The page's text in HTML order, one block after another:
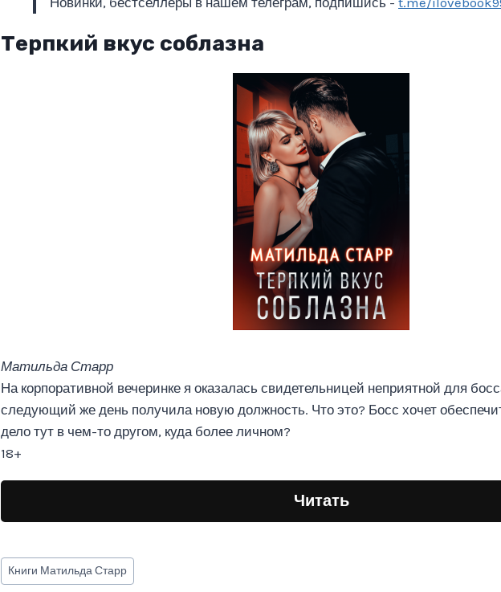
Терпкий вкус соблазна
Матильда Старр
На корпоративной вечеринке я оказалась свидетельницей неприятной для
следующий же день получила новую должность. Что это? Босс хочет
дело тут в чем-то другом, куда более личном?
18+
Читать
Метки
записи:
Книги Матильда Старр